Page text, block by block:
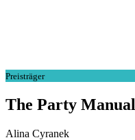
Preisträger
The Party Manual
Alina Cyranek